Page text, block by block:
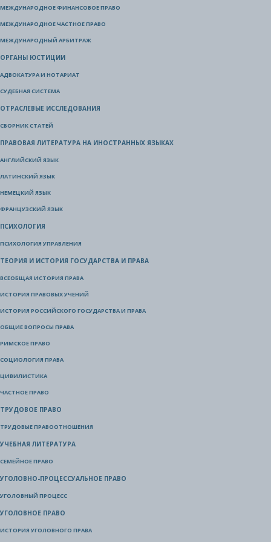
МЕЖДУНАРОДНОЕ ФИНАНСОВОЕ ПРАВО
МЕЖДУНАРОДНОЕ ЧАСТНОЕ ПРАВО
МЕЖДУНАРОДНЫЙ АРБИТРАЖ
ОРГАНЫ ЮСТИЦИИ
АДВОКАТУРА И НОТАРИАТ
СУДЕБНАЯ СИСТЕМА
ОТРАСЛЕВЫЕ ИССЛЕДОВАНИЯ
СБОРНИК СТАТЕЙ
ПРАВОВАЯ ЛИТЕРАТУРА НА ИНОСТРАННЫХ ЯЗЫКАХ
АНГЛИЙСКИЙ ЯЗЫК
ЛАТИНСКИЙ ЯЗЫК
НЕМЕЦКИЙ ЯЗЫК
ФРАНЦУЗСКИЙ ЯЗЫК
ПСИХОЛОГИЯ
ПСИХОЛОГИЯ УПРАВЛЕНИЯ
ТЕОРИЯ И ИСТОРИЯ ГОСУДАРСТВА И ПРАВА
ВСЕОБЩАЯ ИСТОРИЯ ПРАВА
ИСТОРИЯ ПРАВОВЫХ УЧЕНИЙ
ИСТОРИЯ РОССИЙСКОГО ГОСУДАРСТВА И ПРАВА
ОБЩИЕ ВОПРОСЫ ПРАВА
РИМСКОЕ ПРАВО
СОЦИОЛОГИЯ ПРАВА
ЦИВИЛИСТИКА
ЧАСТНОЕ ПРАВО
ТРУДОВОЕ ПРАВО
ТРУДОВЫЕ ПРАВООТНОШЕНИЯ
УЧЕБНАЯ ЛИТЕРАТУРА
СЕМЕЙНОЕ ПРАВО
УГОЛОВНО-ПРОЦЕССУАЛЬНОЕ ПРАВО
УГОЛОВНЫЙ ПРОЦЕСС
УГОЛОВНОЕ ПРАВО
ИСТОРИЯ УГОЛОВНОГО ПРАВА